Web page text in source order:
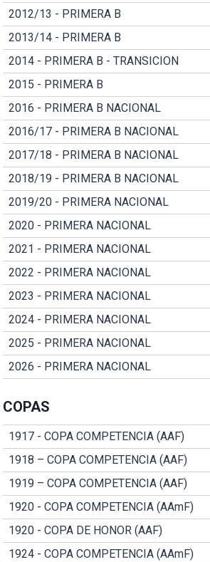
2012/13 - PRIMERA B
2013/14 - PRIMERA B
2014 - PRIMERA B - TRANSICION
2015 - PRIMERA B
2016 - PRIMERA B NACIONAL
2016/17 - PRIMERA B NACIONAL
2017/18 - PRIMERA B NACIONAL
2018/19 - PRIMERA B NACIONAL
2019/20 - PRIMERA NACIONAL
2020 - PRIMERA NACIONAL
2021 - PRIMERA NACIONAL
2022 - PRIMERA NACIONAL
2023 - PRIMERA NACIONAL
2024 - PRIMERA NACIONAL
2025 - PRIMERA NACIONAL
2026 - PRIMERA NACIONAL
COPAS
1917 - COPA COMPETENCIA (AAF)
1918 – COPA COMPETENCIA (AAF)
1919 – COPA COMPETENCIA (AAF)
1920 - COPA COMPETENCIA (AAmF)
1920 - COPA DE HONOR (AAF)
1924 - COPA COMPETENCIA (AAmF)